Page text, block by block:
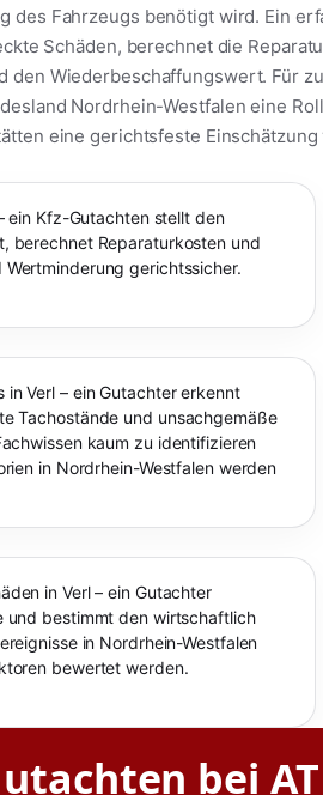
Fahrzeugs benötigt wird. Ein
Schäden, berechnet die
den Wiederbeschaffungswert. Für
Nordrhein-Westfalen eine
eine gerichtsfeste Einschätzung
ein Kfz-Gutachten stellt den
berechnet Reparaturkosten und
gerichtssicher.
in Verl – ein Gutachter erkennt
Tachostände und unsachgemäße
kaum zu identifizieren
in Nordrhein-Westfalen werden
in Verl – ein Gutachter
und bestimmt den wirtschaftlich
in Nordrhein-Westfalen
bewertet werden.
bei